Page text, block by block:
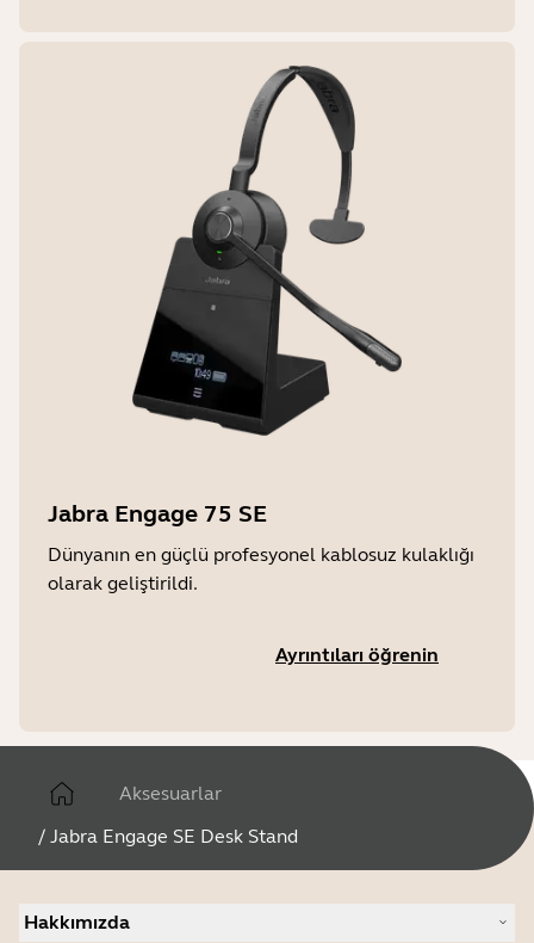
Jabra Engage 75 SE
Dünyanın en güçlü profesyonel kablosuz kulaklığı
olarak geliştirildi.
Ayrıntıları öğrenin
Aksesuarlar
/ Jabra Engage SE Desk Stand
Hakkımızda